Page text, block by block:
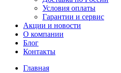
Условия оплаты
Гарантии и сервис
Акции и новости
О компании
Блог
Контакты
Главная